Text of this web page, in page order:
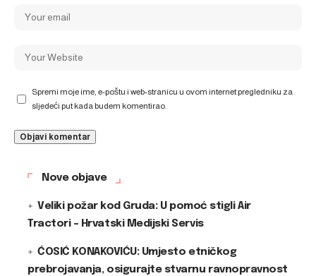
Spremi moje ime, e-poštu i web-stranicu u ovom internet pregledniku za
sljedeći put kada budem komentirao.
Nove objave
Veliki požar kod Gruda: U pomoć stigli Air
Tractori – Hrvatski Medijski Servis
ĆOSIĆ KONAKOVIĆU: Umjesto etničkog
prebrojavanja, osigurajte stvarnu ravnopravnost